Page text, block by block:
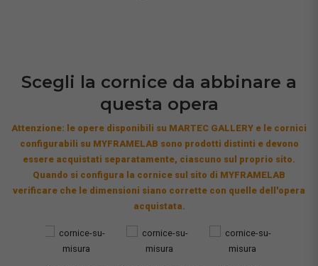
Scegli la cornice da abbinare a
questa opera
Attenzione: le opere disponibili su MARTEC GALLERY e le cornici
configurabili su MYFRAMELAB sono prodotti distinti e devono
essere acquistati separatamente, ciascuno sul proprio sito.
Quando si configura la cornice sul sito di MYFRAMELAB
verificare che le dimensioni siano corrette con quelle dell'opera
acquistata.